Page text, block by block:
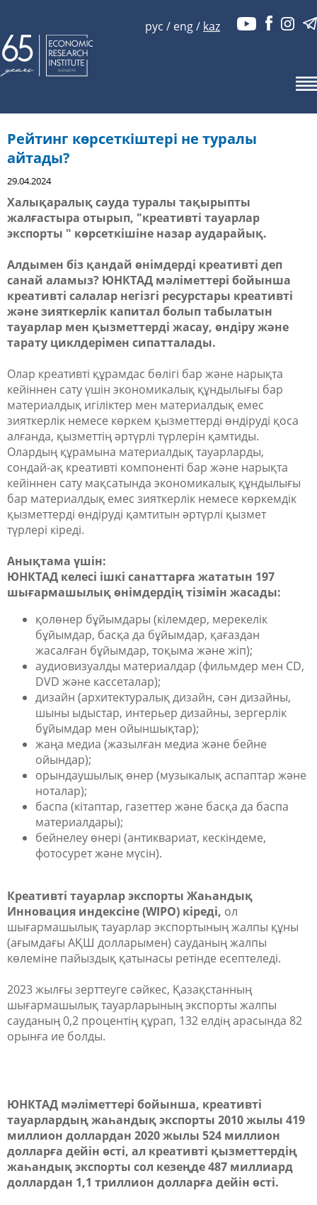
рус / eng/ kaz
Рейтинг көрсеткіштері не туралы
айтады?
29.04.2024
Халықаралық сауда туралы тақырыпты
жалғастыра отырып, "креативті тауарлар
экспорты " көрсеткішіне назар аударайық.
Алдымен біз қандай өнімдерді креативті деп
санай аламыз? ЮНКТАД мәліметтері бойынша
креативті салалар негізгі ресурстары креативті
және зияткерлік капитал болып табылатын
тауарлар мен қызметтерді жасау, өндіру және
тарату циклдерімен сипатталады.
Олар креативті құрамдас бөлігі бар және нарықта
кейіннен сату үшін экономикалық құндылығы бар
материалдық игіліктер мен материалдық емес
зияткерлік немесе көркем қызметтерді өндіруді қоса
алғанда, қызметтің әртүрлі түрлерін қамтиды.
Олардың құрамына материалдық тауарларды,
сондай-ақ креативті компоненті бар және нарықта
кейіннен сату мақсатында экономикалық құндылығы
бар материалдық емес зияткерлік немесе көркемдік
қызметтерді өндіруді қамтитын әртүрлі қызмет
түрлері кіреді.
Анықтама үшін:
ЮНКТАД келесі ішкі санаттарға жататын 197
шығармашылық өнімдердің тізімін жасады:
қолөнер бұйымдары (кілемдер, мерекелік
бұйымдар, басқа да бұйымдар, қағаздан
жасалған бұйымдар, тоқыма және жіп);
аудиовизуалды материалдар (фильмдер мен CD,
DVD және кассеталар);
дизайн (архитектуралық дизайн, сән дизайны,
шыны ыдыстар, интерьер дизайны, зергерлік
бұйымдар мен ойыншықтар);
жаңа медиа (жазылған медиа және бейне
ойындар);
орындаушылық өнер (музыкалық аспаптар және
ноталар);
баспа (кітаптар, газеттер және басқа да баспа
материалдары);
бейнелеу өнері (антиквариат, кескіндеме,
фотосурет және мүсін).
Креативті тауарлар экспорты Жаһандық
Инновация индексіне (WIPO) кіреді, ол
шығармашылық тауарлар экспортының жалпы құны
(ағымдағы АҚШ долларымен) сауданың жалпы
көлеміне пайыздық қатынасы ретінде есептеледі.
2023 жылғы зерттеуге сәйкес, Қазақстанның
шығармашылық тауарларының экспорты жалпы
сауданың 0,2 процентің құрап, 132 елдің арасында 82
орынға ие болды.
ЮНКТАД мәліметтері бойынша, креативті
тауарлардың жаһандық экспорты 2010 жылы 419
миллион доллардан 2020 жылы 524 миллион
долларға дейін өсті, ал креативті қызметтердің
жаһандық экспорты сол кезеңде 487 миллиард
доллардан 1,1 триллион долларға дейін өсті.